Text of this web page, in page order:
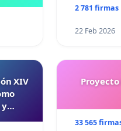
2 781 firmas
22 Feb 2026
XIV
y
33 565